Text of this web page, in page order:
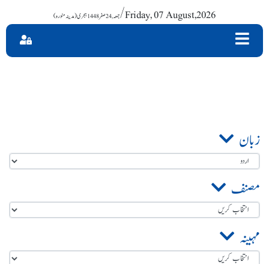
جمعہ , 24 صفر 1448 ہجری (مدینہ منورہ)/ Friday, 07 August,2026
زبان
مصنف
مہینہ